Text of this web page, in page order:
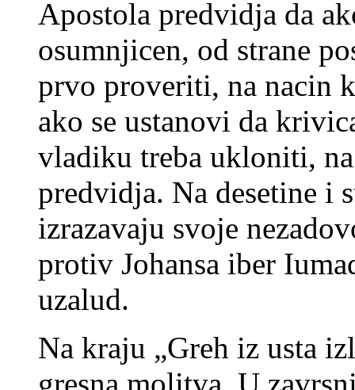
Apostola predvidja da
osumnjicen, od strane
prvo proveriti, na nacin
ako se ustanovi da
vladiku treba ukloniti,
predvidja. Na desetine i
izrazavaju svoje
protiv Johansa iber
uzalud.
Na kraju „Greh iz usta
gresna molitva. U